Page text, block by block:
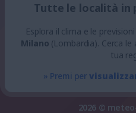
Tutte le località in
Esplora il clima e le
Milano (Lombardia). Cerca
tua
» Premi per
2026 ©